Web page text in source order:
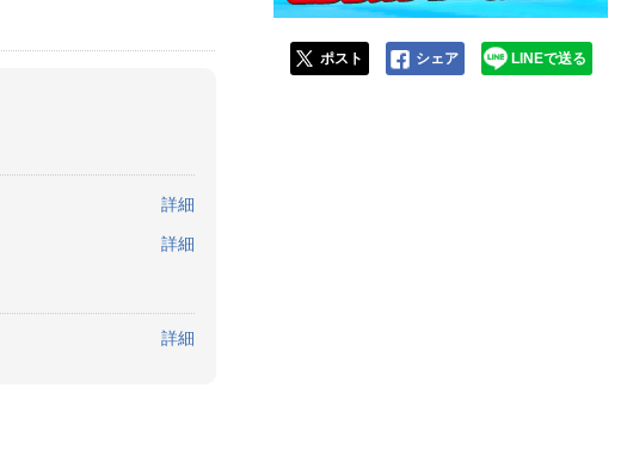
詳細
詳細
詳細
ポスト シェア LINEで送る